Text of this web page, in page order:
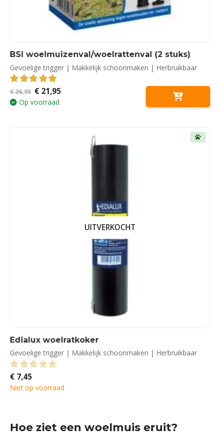
BSI woelmuizenval/woelrattenval (2 stuks)
Gevoelige trigger | Makkelijk schoonmaken | Herbruikbaar
5.00out of 5
€26,95 Oorspronkelijke
prijs
was:
€21,95Huidige
Op voorraad
UITVERKOCHT
Edialux woelratkoker
Gevoelige trigger | Makkelijk schoonmaken | Herbruikbaar
0 out of 5
€ 7,45
Niet op voorraad
Hoe ziet een woelmuis eruit?